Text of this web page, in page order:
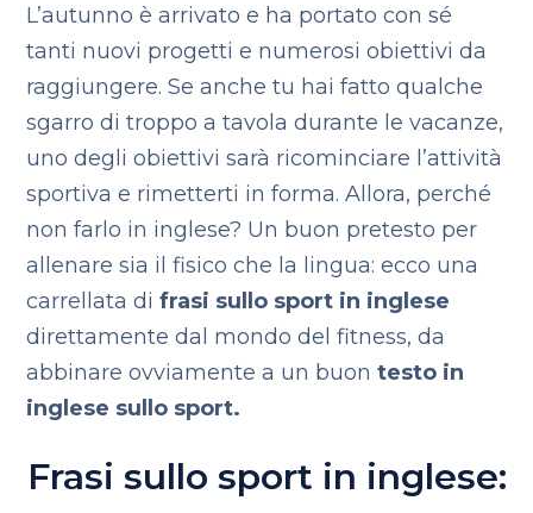
L’autunno è arrivato e ha portato con sé
tanti nuovi progetti e numerosi obiettivi da
raggiungere. Se anche tu hai fatto qualche
sgarro di troppo a tavola durante le vacanze,
uno degli obiettivi sarà ricominciare l’attività
sportiva e rimetterti in forma. Allora, perché
non farlo in inglese? Un buon pretesto per
allenare sia il fisico che la lingua: ecco una
carrellata difrasi sullo sport in inglese
direttamente dal mondo del fitness, da
abbinare ovviamente a un buontesto in
inglese sullo sport.
Frasi sullo sport in inglese: